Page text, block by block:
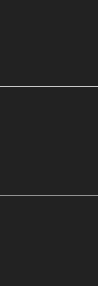
im nächsten